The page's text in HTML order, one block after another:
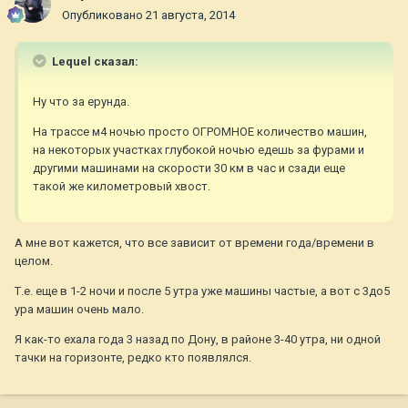
Опубликовано 21 августа, 2014
Lequel сказал:
Ну что за ерунда.
На трассе м4 ночью просто ОГРОМНОЕ количество машин,
на некоторых участках глубокой ночью едешь за фурами и
другими машинами на скорости 30 км в час и сзади еще
такой же километровый хвост.
А мне вот кажется, что все зависит от времени года/времени в
целом.
Т.е. еще в 1-2 ночи и после 5 утра уже машины частые, а вот с 3до5
ура машин очень мало.
Я как-то ехала года 3 назад по Дону, в районе 3-40 утра, ни одной
тачки на горизонте, редко кто появлялся.